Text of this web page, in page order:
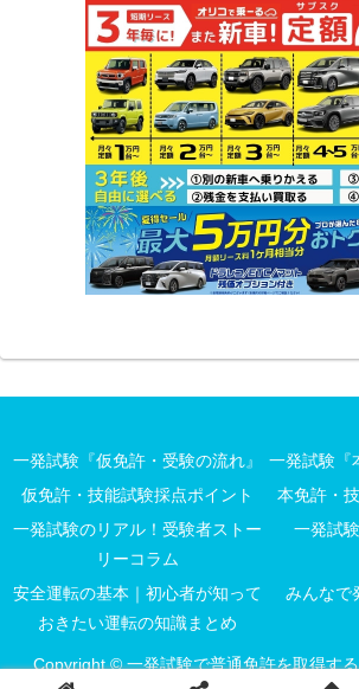
一発試験『仮免許・受験の流れ』
一発試験『
仮免許・技能試験採点ポイント
本免許・
一発試験のリアル！受験者ストー
リーコラム
一発試
安全運転の基本｜初心者が知って
おきたい運転の知識まとめ
みんなで
Copyright © 一発試験で普通免許を取得す